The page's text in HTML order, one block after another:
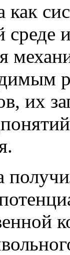
среде
их